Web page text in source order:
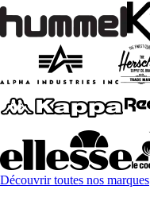
Découvrir toutes nos marques